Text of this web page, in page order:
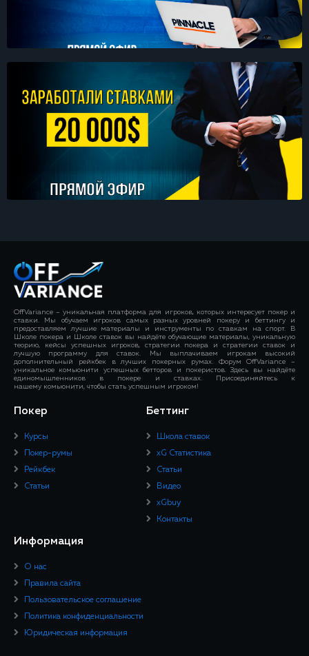
OffVariance – уникальная платформа для игроков, которых интересует покер и
ставки. Мы обучаем игроков самых разных уровней покеру и беттингу и
предоставляем лучшие материалы и инструменты по ставкам на спорт. В
Школе покера и Школе ставок вы найдёте обучающие материалы, уникальную
теорию, кейсы успешных игроков, стратегии покера и стратегии ставок и
лучшую программу для ставок. Мы выплачиваем игрокам высокий
дополнительный рейкбек в лучших покерных румах. Форум OffVariance –
уникальное комьюнити успешных бетторов и покеристов. Здесь вы найдёте
единомышленников в покере и ставках. Присоединяйтесь к
нашему комьюнити, чтобы стать успешным игроком!
Покер
Курсы
Покер-румы
Рейкбек
Статьи
Беттинг
Школа ставок
xG Статистика
Статьи
Видео
xGbuy
Контакты
Информация
О нас
Правила сайта
Пользовательское соглашение
Политика конфиденциальности
Юридическая информация